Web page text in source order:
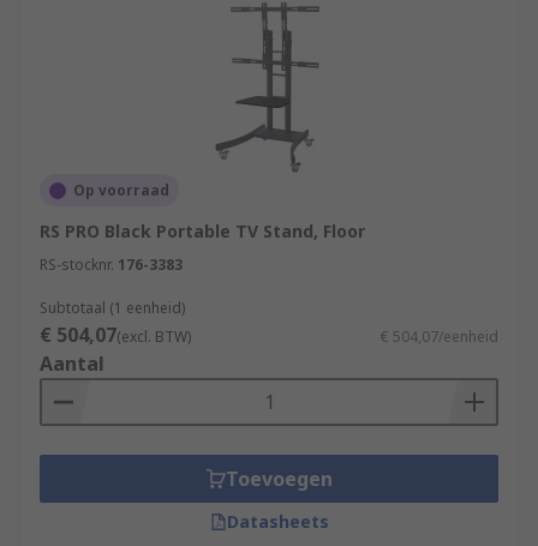
Op voorraad
RS PRO Black Portable TV Stand, Floor
RS-stocknr. 176-3383
Subtotaal (1 eenheid)
€ 504,07(excl. BTW) € 504,07/eenheid
Aantal
Toevoegen
Datasheets